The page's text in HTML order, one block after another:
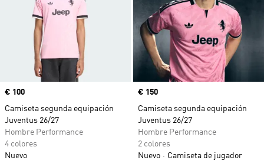
Precio
€ 100
Camiseta segunda equipación
Juventus 26/27
Hombre Performance
4 colores
Nuevo
Precio
€ 150
Camiseta segunda equipación
Juventus 26/27
Hombre Performance
2 colores
Nuevo
Camiseta de jugador